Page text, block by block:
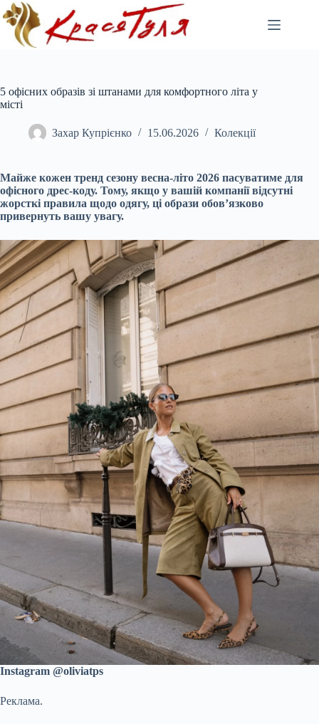
Перейти
до
вмісту
5 офісних образів зі штанами для комфортного літа у
місті
Захар Купрієнко 15.06.2026 Колекції
Майже кожен тренд сезону весна-літо 2026 пасуватиме для
офісного дрес-коду. Тому, якщо у вашій компанії відсутні
жорсткі правила щодо одягу, ці образи обов’язково
привернуть вашу увагу.
Instаgram @oliviatps
Реклама.